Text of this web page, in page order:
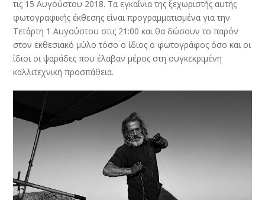
τις 15 Αυγούστου 2018. Τα εγκαίνια της ξεχωριστής αυτής
φωτογραφικής έκθεσης είναι προγραμματισμένα για την
Τετάρτη 1 Αυγούστου στις 21:00 και θα δώσουν το παρόν
στον εκθεσιακό μύλο τόσο ο ίδιος ο φωτογράφος όσο και οι
ίδιοι οι ψαράδες που έλαβαν μέρος στη συγκεκριμένη
καλλιτεχνική προσπάθεια.